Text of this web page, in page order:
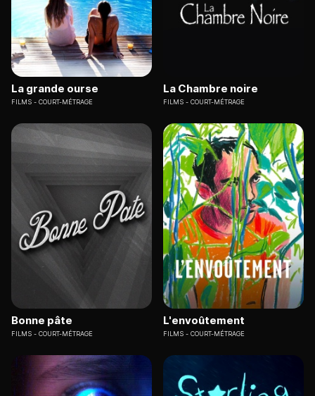
La grande ourse
FILMS COURT-MÉTRAGE
La Chambre noire
FILMS COURT-MÉTRAGE
Bonne pâte
FILMS COURT-MÉTRAGE
L'envoûtement
FILMS COURT-MÉTRAGE